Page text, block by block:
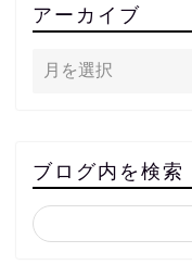
アーカイブ
ブログ内を検索